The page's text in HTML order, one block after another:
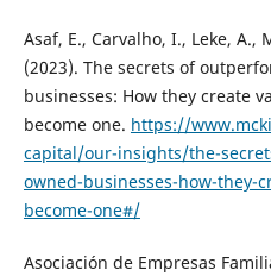
Asaf, E., Carvalho, I., Leke, A.,
(2023). The secrets of
businesses: How they create
become one. https://
capital/our-insights/the-
owned-businesses-how-they-
become-one#/
Asociación de Empresas